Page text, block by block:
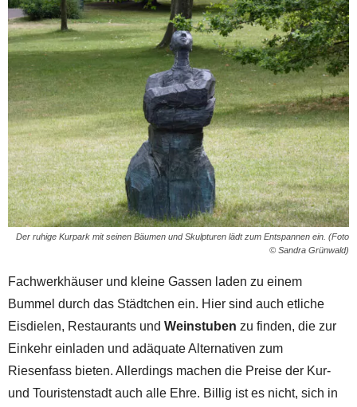
Der ruhige Kurpark mit seinen Bäumen und Skulpturen lädt zum Entspannen ein. (Foto
© Sandra Grünwald)
Fachwerkhäuser und kleine Gassen laden zu einem
Bummel durch das Städtchen ein. Hier sind auch etliche
Eisdielen, Restaurants und Weinstuben zu finden, die zur
Einkehr einladen und adäquate Alternativen zum
Riesenfass bieten. Allerdings machen die Preise der Kur-
und Touristenstadt auch alle Ehre. Billig ist es nicht, sich in